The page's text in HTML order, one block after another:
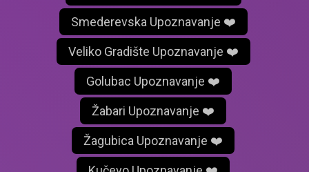
Smederevska Upoznavanje ❤️
Veliko Gradište Upoznavanje ❤️
Golubac Upoznavanje ❤️
Žabari Upoznavanje ❤️
Žagubica Upoznavanje ❤️